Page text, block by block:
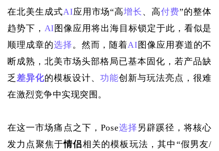
在北美生成式AI应用市场“高增长 、高付费”的整体
趋势下， AI 图像应用将出海目标锁定于此，看似是
顺理成章的选择。然而，随着AI 图像应用赛道的不
断成熟，北美市场头部格局已基本固化，若产品缺
乏差异化的模板设计、功能创新与玩法亮点，很难
在激烈竞争中实现突围。
在这一市场痛点之下 ， Pose选择 另辟蹊径，将核心
发力点聚焦于情侣相关的模板玩法，其中 “假男友/